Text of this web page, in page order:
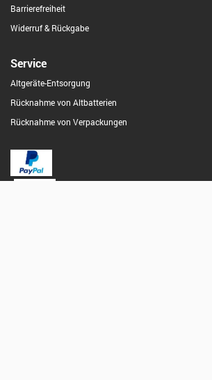
Barrierefreiheit
Widerruf & Rückgabe
Service
Altgeräte-Entsorgung
Rücknahme von Altbatterien
Rücknahme von Verpackungen